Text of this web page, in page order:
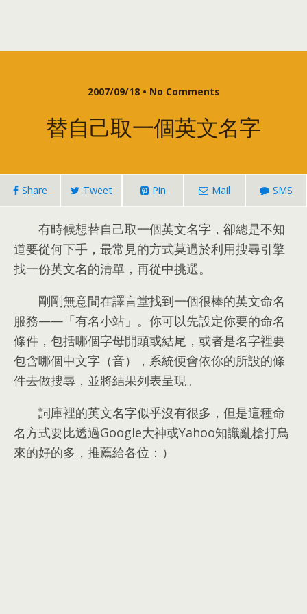
2007/09/18 • No Comments
替自己取一個英文名字
Share Tweet Pin Mail SMS
有時候想替自己取一個英文名字 ， 卻總是不知
道要從何下手 ， 最常見的方式莫過於利用搜尋引擎
找一份英文名的清單 ， 再從中挑選。
剛剛無意間在譯言堂找到一個很棒的英文命名
服務—— 「有名小站」 。 你可以先設定你要的命名
條件 ， 包括哪個字母開頭或結尾 ， 或者是名字裡要
包含哪個中文字（音）
， 系統便會依你的所設的條
件去做搜尋 ， 並將結果列表呈現。
詞庫裡的英文名字似乎沒有很多 ， 但是這種命
名方式要比透過Google大神或Yahoo知識亂槍打鳥
來的好的多 ， 推薦給各位 ：）